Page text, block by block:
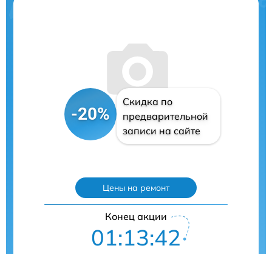
-20%
Скидка по
предварительной
записи на сайте
Цены на ремонт
Конец акции
01:13:41